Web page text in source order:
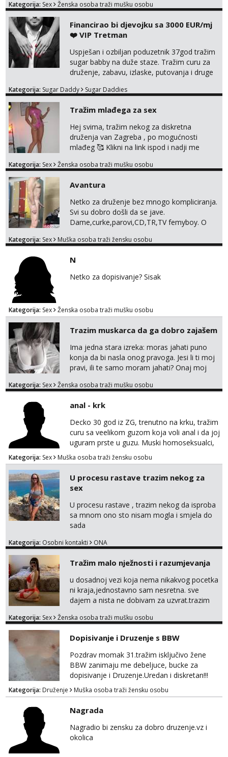
na link ispod i nadji me tamo, cekam te!
Kategorija: Sex Ženska osoba traži mušku osobu
Financirao bi djevojku sa 3000 EUR/mj
❤️ VIP Tretman
Uspješan i ozbiljan poduzetnik 37god tražim
sugar babby na duže staze. Tražim curu za
druženje, zabavu, izlaske, putovanja i druge
otvorena, komunikativna, zgodna i atraktivna
markodalic37@gmail.com
Kategorija: Sugar Daddy Sugar Daddies
Tražim mlađega za sex
Hej svima, tražim nekog za diskretna
druženja van Zagreba , po mogućnosti
mlađeg 🥰 Klikni na link ispod i nadji me
Kategorija: Sex Ženska osoba traži mušku osobu
Avantura
Netko za druženje bez mnogo kompliciranja.
Svi su dobro došli da se jave.
Dame,curke,parovi,CD,TR,TV femyboy. O
nemam ali ako smo za druženje možemo
Kategorija: Sex Muška osoba traži žensku osobu
N
Netko za dopisivanje? Sisak
Kategorija: Sex Ženska osoba traži mušku osobu
Trazim muskarca da ga dobro zajašem
Ima jedna stara izreka: moras jahati puno
konja da bi nasla onog pravoga. Jesi li ti moj
pravi, ili te samo moram jahati? Onaj moj
na sexdater link i javi mi se tamo....
Kategorija: Sex Ženska osoba traži mušku osobu
anal - krk
Decko 30 god iz ZG, trenutno na krku, tražim
curu sa veelikom guzom koja voli anal i da joj
uguram prste u guzu. Muski homoseksualci,
parovi i transiči odjebite, ne zanimate me. Bilo
kakva placanja opcenito (gotovina) ili
unaprijed (aircash, paysafecard, bonovi) ne
dolaze u obzir. Javit se prvo porukom na
whatsapp 0958048882.
Kategorija: Sex Muška osoba traži žensku osobu
U procesu rastave trazim nekog za
sex
U procesu rastave , trazim nekog da isproba
sa mnom ono sto nisam mogla i smjela do
sada
Kategorija: Osobni kontakti ONA
Tražim malo nježnosti i razumjevanja
u dosadnoj vezi koja nema nikakvog pocetka
ni kraja,jednostavno sam nesretna. sve
dajem a nista ne dobivam za uzvrat.trazim
trazim puno samo malo njeznosti i
poljupce po tijelu koji me jako
pale,obozavam kad muskarac preuzme
kontrolu . javi se :) Klikni na link ispod i nadji
me tamo, cekam te!
Kategorija: Sex Ženska osoba traži mušku osobu
Dopisivanje i Druzenje s BBW
Pozdrav momak 31.tražim isključivo žene
BBW zanimaju me debeljuce, bucke za
dopisivanje i Druzenje.Uredan i diskretan!!!
Kategorija: Druženje Muška osoba traži žensku osobu
Nagrada
Nagradio bi zensku za dobro druzenje.vz i
okolica